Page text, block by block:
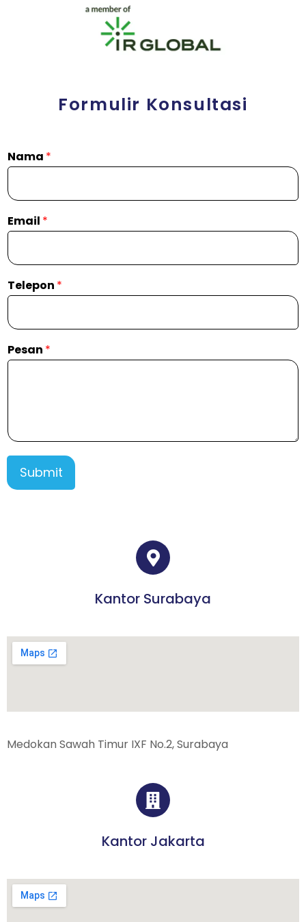
Formulir Konsultasi
Nama *
Email *
Telepon *
Pesan *
Submit
Kantor Surabaya
Medokan Sawah Timur IXF No.2, Surabaya
Kantor Jakarta